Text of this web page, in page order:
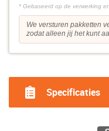
* Gebaseerd op de verwerking
We versturen pakketten
zodat alleen jij het kunt
Specificaties